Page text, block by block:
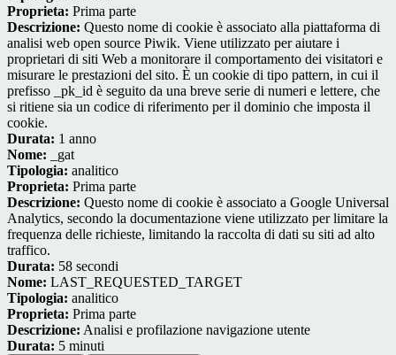
Proprieta: Prima parte
Descrizione: Questo nome di cookie è associato alla piattaforma di
analisi web open source Piwik. Viene utilizzato per aiutare i
proprietari di siti Web a monitorare il comportamento dei visitatori e
misurare le prestazioni del sito. È un cookie di tipo pattern, in cui il
prefisso _pk_id è seguito da una breve serie di numeri e lettere, che
si ritiene sia un codice di riferimento per il dominio che imposta il
cookie.
Durata: 1 anno
Nome: _gat
Tipologia: analitico
Proprieta: Prima parte
Descrizione: Questo nome di cookie è associato a Google Universal
Analytics, secondo la documentazione viene utilizzato per limitare la
frequenza delle richieste, limitando la raccolta di dati su siti ad alto
traffico.
Durata: 58 secondi
Nome: LAST_REQUESTED_TARGET
Tipologia: analitico
Proprieta: Prima parte
Descrizione: Analisi e profilazione navigazione utente
Durata: 5 minuti